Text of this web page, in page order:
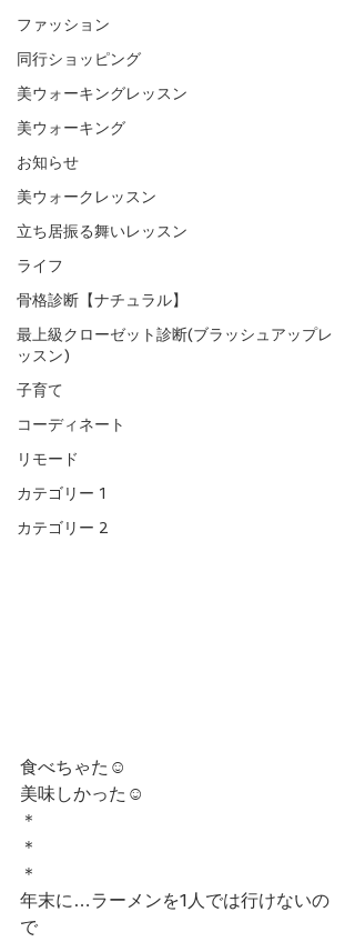
ファッション
同行ショッピング
美ウォーキングレッスン
美ウォーキング
お知らせ
美ウォークレッスン
立ち居振る舞いレッスン
ライフ
骨格診断【ナチュラル】
最上級クローゼット診断(ブラッシュアップレ
ッスン)
子育て
コーディネート
リモード
カテゴリー 1
カテゴリー 2
食べちゃた☺︎
美味しかった☺︎
＊
＊
＊
年末に…ラーメンを1人では行けないの
で